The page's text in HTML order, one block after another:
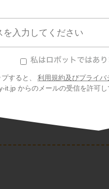
すると、 利用規約及びプライバ
it.jp からのメールの受信を許可